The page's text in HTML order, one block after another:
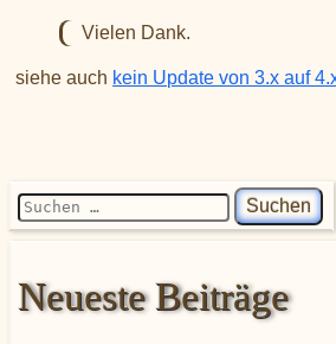
Vielen Dank.
siehe auch kein Update von 3.x auf
Suchen nach:
Neueste Beiträge